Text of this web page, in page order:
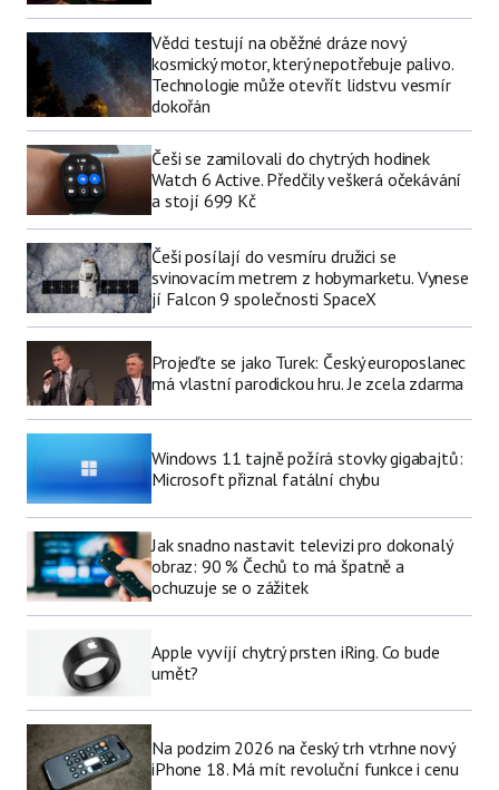
Vědci testují na oběžné dráze nový
kosmický motor, který nepotřebuje palivo.
Technologie může otevřít lidstvu vesmír
dokořán
Češi se zamilovali do chytrých hodinek
Watch 6 Active. Předčily veškerá očekávání
a stojí 699 Kč
Češi posílají do vesmíru družici se
svinovacím metrem z hobymarketu. Vynese
jí Falcon 9 společnosti SpaceX
Projeďte se jako Turek: Český europoslanec
má vlastní parodickou hru. Je zcela zdarma
Windows 11 tajně požírá stovky gigabajtů:
Microsoft přiznal fatální chybu
Jak snadno nastavit televizi pro dokonalý
obraz: 90 % Čechů to má špatně a
ochuzuje se o zážitek
Apple vyvíjí chytrý prsten iRing. Co bude
umět?
Na podzim 2026 na český trh vtrhne nový
iPhone 18. Má mít revoluční funkce i cenu